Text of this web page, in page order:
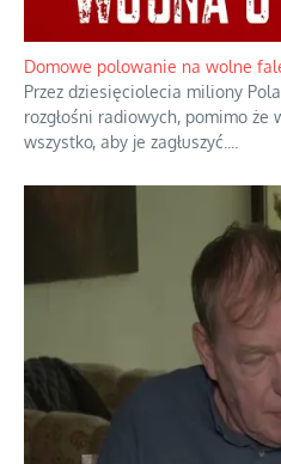
Domowe polowanie na wolne
Przez dziesięciolecia miliony
rozgłośni radiowych, pomimo że
wszystko, aby je zagłuszyć.